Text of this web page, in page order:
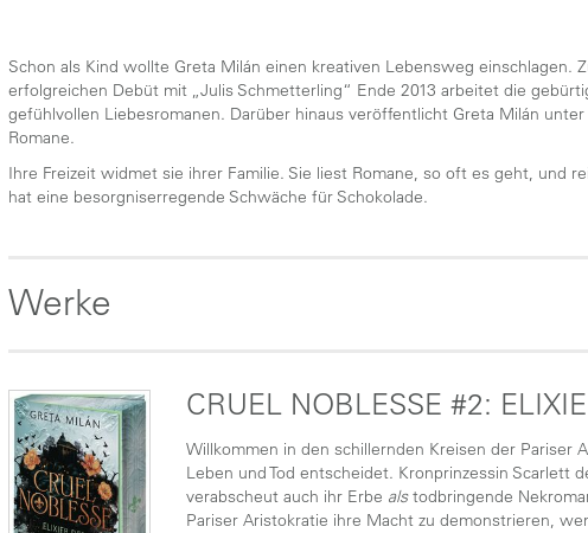
Schon als Kind wollte Greta Milán einen kreativen Lebensweg einschlagen.
erfolgreichen Debüt mit „Julis Schmetterling“ Ende 2013 arbeitet die
gefühlvollen Liebesromanen. Darüber hinaus veröffentlicht Greta Milán
Romane.
Ihre Freizeit widmet sie ihrer Familie. Sie liest Romane, so oft es geht, und
hat eine besorgniserregende Schwäche für Schokolade.
Werke
CRUEL NOBLESSE #2:
Willkommen in den schillernden Kreisen der Pariser
Leben und Tod entscheidet. Kronprinzessin
verabscheut auch ihr Erbe alstodbringende
Pariser Aristokratie ihre Macht zu demonstrieren,